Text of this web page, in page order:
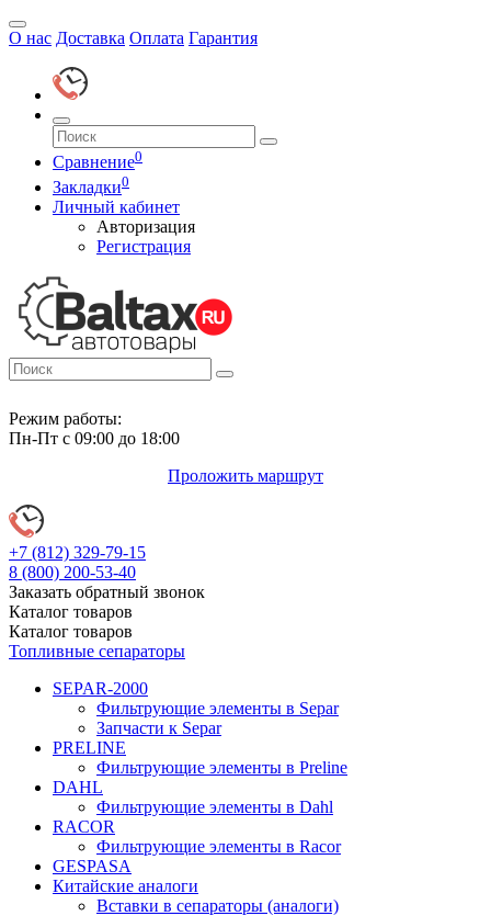
О нас Доставка Оплата Гарантия
Сравнение0
Закладки0
Личный кабинет
Авторизация
Регистрация
Режим работы:
Пн-Пт с 09:00 до 18:00
Проложить маршрут
+7 (812) 329-79-15
8 (800) 200-53-40
Заказать обратный звонок
Каталог товаров
Каталог товаров
Топливные сепараторы
SEPAR-2000
Фильтрующие элементы в Separ
Запчасти к Separ
PRELINE
Фильтрующие элементы в Preline
DAHL
Фильтрующие элементы в Dahl
RACOR
Фильтрующие элементы в Racor
GESPASA
Китайские аналоги
Вставки в сепараторы (аналоги)